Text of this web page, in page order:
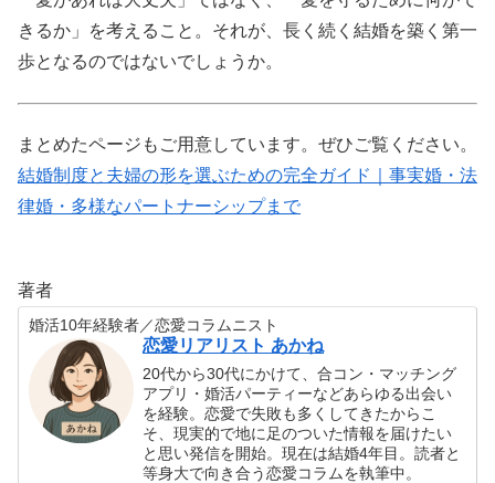
きるか」を考えること。それが、長く続く結婚を築く第一
歩となるのではないでしょうか。
まとめたページもご用意しています。ぜひご覧ください。
結婚制度と夫婦の形を選ぶための完全ガイド｜事実婚・法
律婚・多様なパートナーシップまで
著者
婚活10年経験者／恋愛コラムニスト
恋愛リアリスト あかね
20代から30代にかけて、合コン・マッチング
アプリ・婚活パーティーなどあらゆる出会い
を経験。恋愛で失敗も多くしてきたからこ
そ、現実的で地に足のついた情報を届けたい
と思い発信を開始。現在は結婚4年目。読者と
等身大で向き合う恋愛コラムを執筆中。